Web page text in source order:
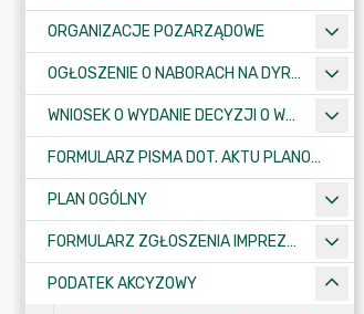
ORGANIZACJE POZARZĄDOWE
OGŁOSZENIE O NABORACH NA DYREKTORÓW PLACÓWEK OŚWIATOWYCH
WNIOSEK O WYDANIE DECYZJI O WARUNKACH ZABUDOWY/O USTALENIE INWESTYCJI CELU PUBLICZNEGO
FORMULARZ PISMA DOT. AKTU PLANOWANIA PRZESTRZENNEGO
PLAN OGÓLNY
FORMULARZ ZGŁOSZENIA IMPREZY SPORTOWO-REKREACYJNEJ, ARTYSTYCZNEJ LUB ROZRYWKOWEJ
PODATEK AKCYZOWY